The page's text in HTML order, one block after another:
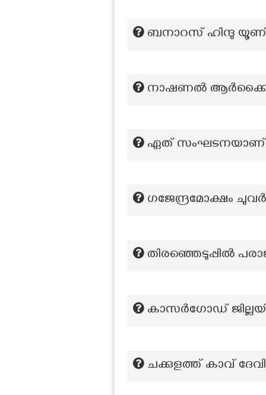
ബനാറസ് ഹിന്ദു
നാഷണൽ
ഏത് സംഘടനയാണ്
ഗജേന്ദ്രമോക്ഷം
തിരഞ്ഞെടുപ്പിൽ
കാസർഗോഡ്
ചക്കുളത്ത്‌ കാവ് ദേവി